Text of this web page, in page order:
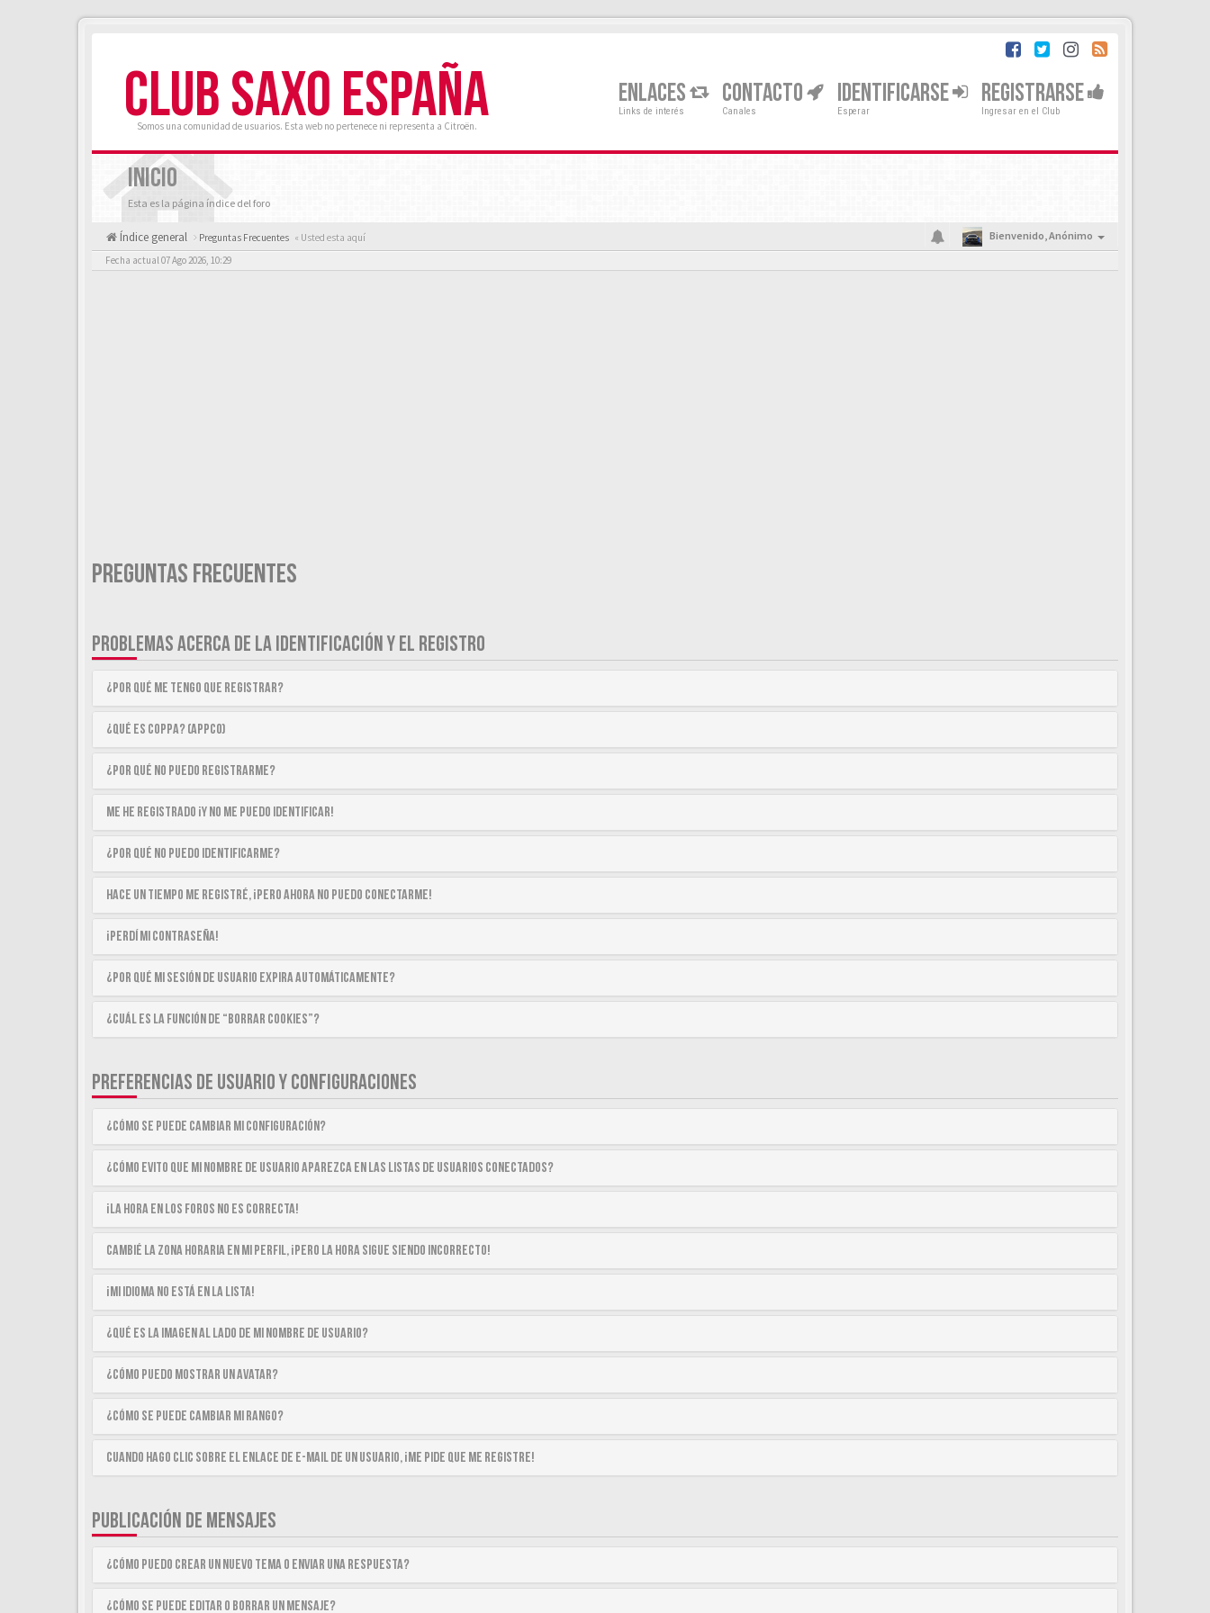
CLUB SAXO ESPAÑA
Somos una comunidad de usuarios. Esta web no pertenece ni representa a Citroën.
ENLACES
Links de interés
CONTACTO
Canales
IDENTIFICARSE
Esperar
REGISTRARSE
Ingresar en el Club
INICIO
Esta es la página índice del foro
Índice general Preguntas Frecuentes « Usted esta aquí Bienvenido,Anónimo
Fecha actual 07 Ago 2026, 10:29
Preguntas Frecuentes
PROBLEMAS ACERCA DE LA IDENTIFICACIÓN Y EL REGISTRO
¿Por qué me tengo que registrar?
¿Qué es COPPA? (APPCO)
¿Por qué no puedo registrarme?
Me he registrado ¡y no me puedo identificar!
¿Por qué no puedo identificarme?
Hace un tiempo me registré, ¡pero ahora no puedo conectarme!
¡Perdí mi contraseña!
¿Por qué mi sesión de usuario expira automáticamente?
¿Cuál es la función de “Borrar cookies”?
PREFERENCIAS DE USUARIO Y CONFIGURACIONES
¿Cómo se puede cambiar mi configuración?
¿Cómo evito que mi nombre de usuario aparezca en las listas de usuarios conectados?
¡La hora en los foros no es correcta!
Cambié la zona horaria en mi perfil, ¡pero la hora sigue siendo incorrecto!
¡Mi idioma no está en la lista!
¿Qué es la imagen al lado de mi nombre de usuario?
¿Cómo puedo mostrar un avatar?
¿Cómo se puede cambiar mi rango?
Cuando hago clic sobre el enlace de e-mail de un usuario, ¡me pide que me registre!
PUBLICACIÓN DE MENSAJES
¿Cómo puedo crear un nuevo tema o enviar una respuesta?
¿Cómo se puede editar o borrar un mensaje?